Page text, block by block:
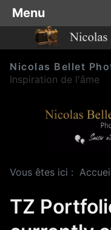
Nicolas Bellet
Inspiration de l'âme
Vous êtes ici :
TZ
Menu